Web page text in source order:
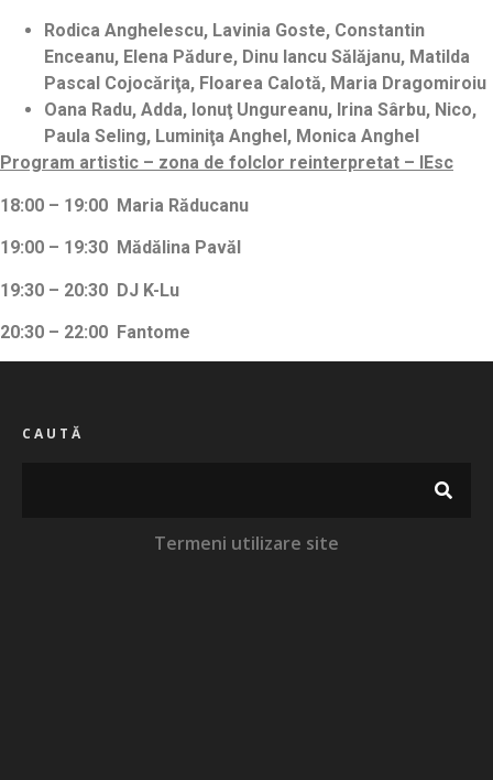
Rodica Anghelescu, Lavinia Goste, Constantin
Enceanu, Elena Pădure, Dinu Iancu Sălăjanu, Matilda
Pascal Cojocăriţa, Floarea Calotă, Maria Dragomiroiu
Oana Radu, Adda, Ionuţ Ungureanu, Irina Sârbu, Nico,
Paula Seling, Luminiţa Anghel, Monica Anghel
Program artistic – zona de folclor reinterpretat – IEsc
18:00 – 19:00 Maria Răducanu
19:00 – 19:30 Mădălina Pavăl
19:30 – 20:30 DJ K-Lu
20:30 – 22:00 Fantome
CAUTĂ
Termeni utilizare site